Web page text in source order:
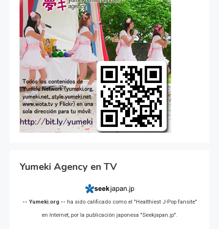
Yumeki Agency en TV
-- Yumeki.org -- ha sido calificado como el "Healthiest J-Pop fansite"
en Internet, por la publicación japonesa "Seekjapan.jp".